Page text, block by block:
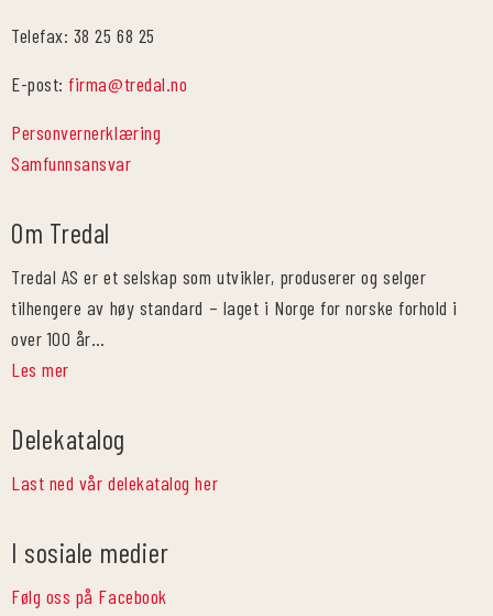
Telefax: 38 25 68 25
E-post:firma@tredal.no
Personvernerklæring
Samfunnsansvar
Om Tredal
Tredal AS er et selskap som utvikler, produserer og selger
tilhengere av høy standard – laget i Norge for norske forhold i
over 100 år…
Les mer
Delekatalog
Last ned vår delekatalog her
I sosiale medier
Følg oss på Facebook